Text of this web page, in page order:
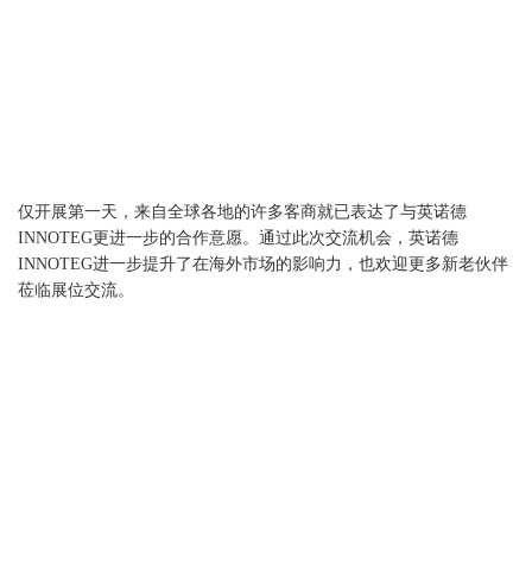
仅开展第一天，来自全球各地的许多客商就已表达了与英诺德
INNOTEG更进一步的合作意愿。通过此次交流机会，英诺德
INNOTEG进一步提升了在海外市场的影响力，也欢迎更多新老伙伴
莅临展位交流。